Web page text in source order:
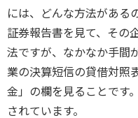
には、どんな方法がある
証券報告書を見て、その
法ですが、なかなか手間
業の決算短信の貸借対照
金」の欄を見ることです
されています。